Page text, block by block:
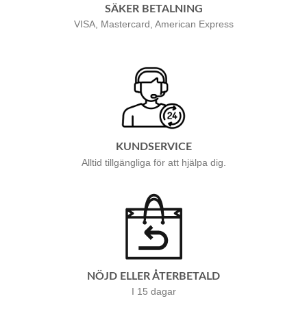
SÄKER BETALNING
VISA, Mastercard, American Express
KUNDSERVICE
Alltid tillgängliga för att hjälpa dig.
NÖJD ELLER ÅTERBETALD
I 15 dagar